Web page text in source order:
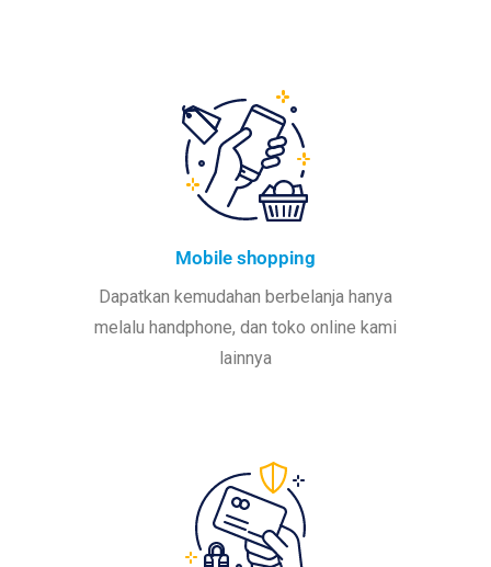
Mobile shopping
Dapatkan kemudahan berbelanja hanya
melalu handphone, dan toko online kami
lainnya